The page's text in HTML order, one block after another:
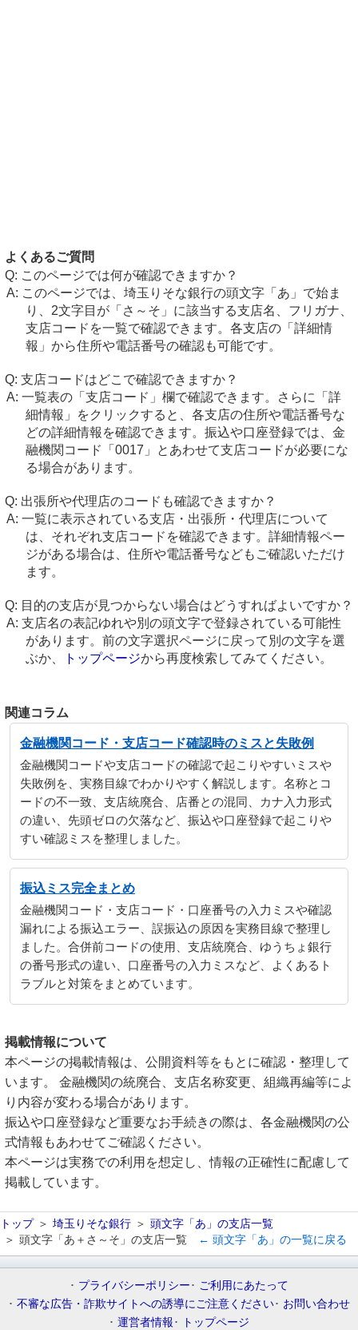
よくあるご質問
このページでは何が確認できますか？
このページでは、埼玉りそな銀行の頭文字「あ」で始ま
り、2文字目が「さ～そ」に該当する支店名、フリガナ、
支店コードを一覧で確認できます。各支店の「詳細情
報」から住所や電話番号の確認も可能です。
支店コードはどこで確認できますか？
一覧表の「支店コード」欄で確認できます。さらに「詳
細情報」をクリックすると、各支店の住所や電話番号な
どの詳細情報を確認できます。振込や口座登録では、金
融機関コード「0017」とあわせて支店コードが必要にな
る場合があります。
出張所や代理店のコードも確認できますか？
一覧に表示されている支店・出張所・代理店について
は、それぞれ支店コードを確認できます。詳細情報ペー
ジがある場合は、住所や電話番号などもご確認いただけ
ます。
目的の支店が見つからない場合はどうすればよいですか？
支店名の表記ゆれや別の頭文字で登録されている可能性
があります。前の文字選択ページに戻って別の文字を選
ぶか、
トップページから再度検索してみてください。
関連コラム
金融機関コード・支店コード確認時のミスと失敗例
金融機関コードや支店コードの確認で起こりやすいミスや
失敗例を、実務目線でわかりやすく解説します。名称とコ
ードの不一致、支店統廃合、店番との混同、カナ入力形式
の違い、先頭ゼロの欠落など、振込や口座登録で起こりや
すい確認ミスを整理しました。
振込ミス完全まとめ
金融機関コード・支店コード・口座番号の入力ミスや確認
漏れによる振込エラー、誤振込の原因を実務目線で整理し
ました。合併前コードの使用、支店統廃合、ゆうちょ銀行
の番号形式の違い、口座番号の入力ミスなど、よくあるト
ラブルと対策をまとめています。
掲載情報について
本ページの掲載情報は、公開資料等をもとに確認・整理して
います。 金融機関の統廃合、支店名称変更、組織再編等によ
り内容が変わる場合があります。
振込や口座登録など重要なお手続きの際は、各金融機関の公
式情報もあわせてご確認ください。
本ページは実務での利用を想定し、情報の正確性に配慮して
掲載しています。
トップ 埼玉りそな銀行
頭文字「あ」の支店一覧
頭文字「あ＋さ～そ」の支店一覧
← 頭文字「あ」の一覧に戻る
プライバシーポリシー
ご利用にあたって
不審な広告・詐欺サイトへの誘導にご注意ください
お問い合わせ
運営者情報
トップページ